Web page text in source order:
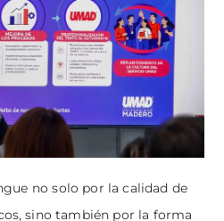
no solo por la calidad de
sino también por la forma